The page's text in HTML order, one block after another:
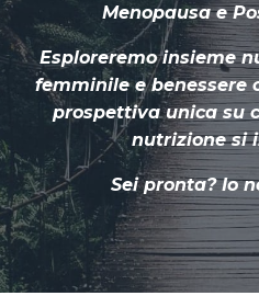
Menopausa e
Esploreremo insieme
femminile e benessere
prospettiva unica su
nutrizione si
Sei pronta? Io